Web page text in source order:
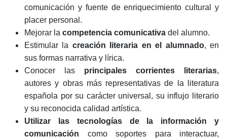
comunicación y fuente de enriquecimiento cultural y
placer personal.
Mejorar la competencia comunicativa del alumno.
Estimular la creación literaria en el alumnado, en
sus formas narrativa y lírica.
Conocer las principales corrientes literarias,
autores y obras más representativas de la literatura
española por su carácter universal, su influjo literario
y su reconocida calidad artística.
Utilizar las tecnologías de la información y
comunicación como soportes para interactuar,